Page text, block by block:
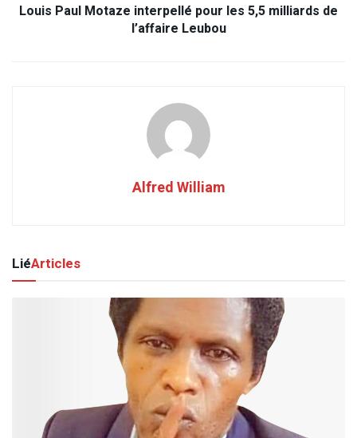
Louis Paul Motaze interpellé pour les 5,5 milliards de
l’affaire Leubou
Alfred William
LiéArticles